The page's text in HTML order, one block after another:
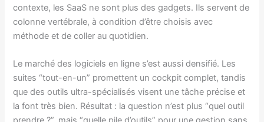
contexte, les SaaS ne sont plus des gadgets. Ils servent de
colonne vertébrale, à condition d’être choisis avec
méthode et de coller au quotidien.
Le marché des logiciels en ligne s’est aussi densifié. Les
suites “tout-en-un” promettent un cockpit complet, tandis
que des outils ultra-spécialisés visent une tâche précise et
la font très bien. Résultat : la question n’est plus “quel outil